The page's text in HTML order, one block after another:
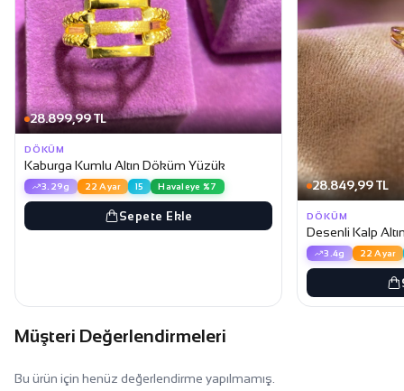
28.899,99 TL
DÖKÜM
Kaburga Kumlu Altın Döküm Yüzük
3.29g 22 Ayar 15 Havaleye %7
Sepete Ekle
28.849,99 TL
DÖKÜM
Desenli Kalp
3.4g 22 Ayar
Müşteri Değerlendirmeleri
Bu ürün için henüz değerlendirme yapılmamış.